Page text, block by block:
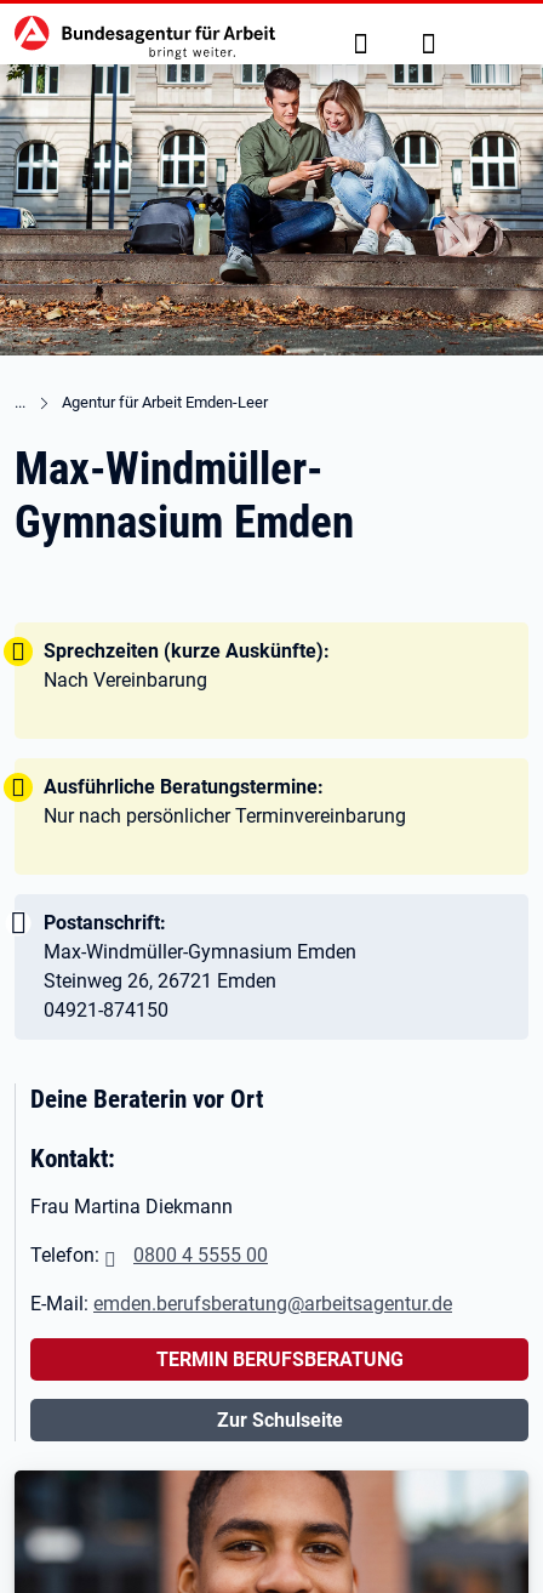
zu den Hauptinhalten springen
Hauptnavigation Suche Anmelden
Agentur für Arbeit Emden-Leer
Max-Windmüller-
Gymnasium Emden
Tipp:
Sprechzeiten (kurze Auskünfte):
Nach Vereinbarung
Tipp:
Ausführliche Beratungstermine:
Nur nach persönlicher Terminvereinbarung
Wichtig:
Postanschrift:
Max-Windmüller-Gymnasium Emden
Steinweg 26, 26721 Emden
04921-874150
Deine Beraterin vor Ort
Kontakt:
Frau Martina Diekmann
Telefon: 0800 4 5555 00
E-Mail: emden.berufsberatung@arbeitsagentur.de
TERMIN BERUFSBERATUNG
Zur Schulseite